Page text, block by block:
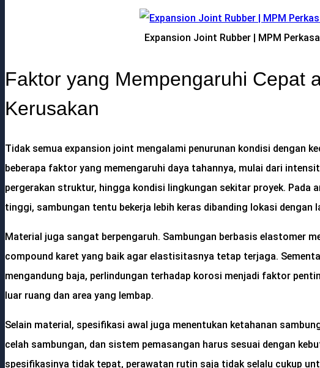
Expansion Joint Rubber | MPM Perkasa
Faktor yang Mempengaruhi Cepat
Kerusakan
Tidak semua expansion joint mengalami penurunan kondisi dengan
beberapa faktor yang memengaruhi daya tahannya, mulai dari
pergerakan struktur, hingga kondisi lingkungan sekitar proyek. Pada
tinggi, sambungan tentu bekerja lebih keras dibanding lokasi dengan
Material juga sangat berpengaruh. Sambungan berbasis elastomer
compound karet yang baik agar elastisitasnya tetap terjaga.
mengandung baja, perlindungan terhadap korosi menjadi faktor
luar ruang dan area yang lembap.
Selain material, spesifikasi awal juga menentukan ketahanan
celah sambungan, dan sistem pemasangan harus sesuai dengan
spesifikasinya tidak tepat, perawatan rutin saja tidak selalu cukup